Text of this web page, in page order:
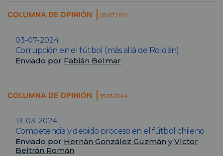
COLUMNA DE OPINIÓN 03.07.2024
03-07-2024
Corrupción en el fútbol (más allá de Roldán)
Enviado por Fabián Belmar
COLUMNA DE OPINIÓN 13.03.2024
13-03-2024
Competencia y debido proceso en el fútbol chileno
Enviado por Hernán González Guzmán yVíctor
Beltrán Román